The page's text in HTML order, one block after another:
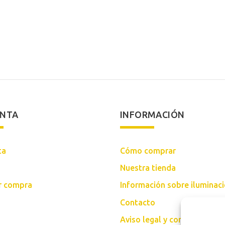
compra
INFORMACIÓN
Cómo comprar
Nuestra tienda
Información sobre
Contacto
Aviso legal y condiciones de